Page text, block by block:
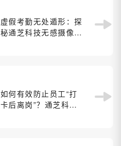
虚假考勤无处遁形：探
秘通芝科技无感摄像机
如何有效防止员工“打
卡后离岗”？通芝科技